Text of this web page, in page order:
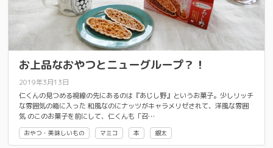
お上品なおやつとニューグループ？！
2019年3月13日
仁くんの見つめる視線の先にあるのは『あじし野』というお菓子。少しリッチ
な雰囲気の箱に入った 和風なのにナッツがキャラメリゼされて、洋風な雰囲
気 のこのお菓子を前にして、仁くんも「召…
おやつ・美味しいもの マミコ 本 銀太